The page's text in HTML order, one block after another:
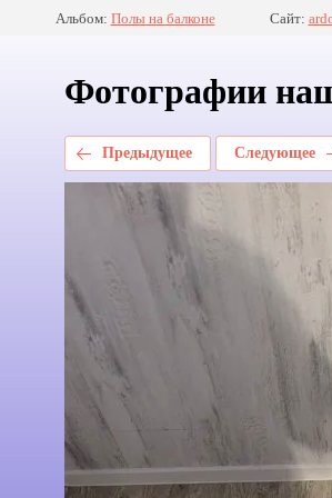
Альбом: Полы на балконе Сайт:
Фотографии
Предыдущее Следующее